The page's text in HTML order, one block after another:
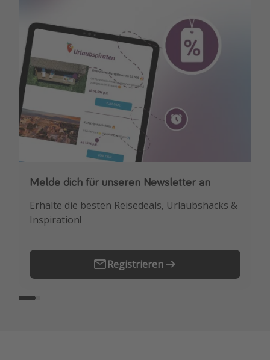
Melde dich für unseren Newsletter an
Erhalte die besten Reisedeals, Urlaubshacks &
Inspiration!
Registrieren
Downloade unsere App
Buche die besten Reiseschnäppchen als
Erstes.